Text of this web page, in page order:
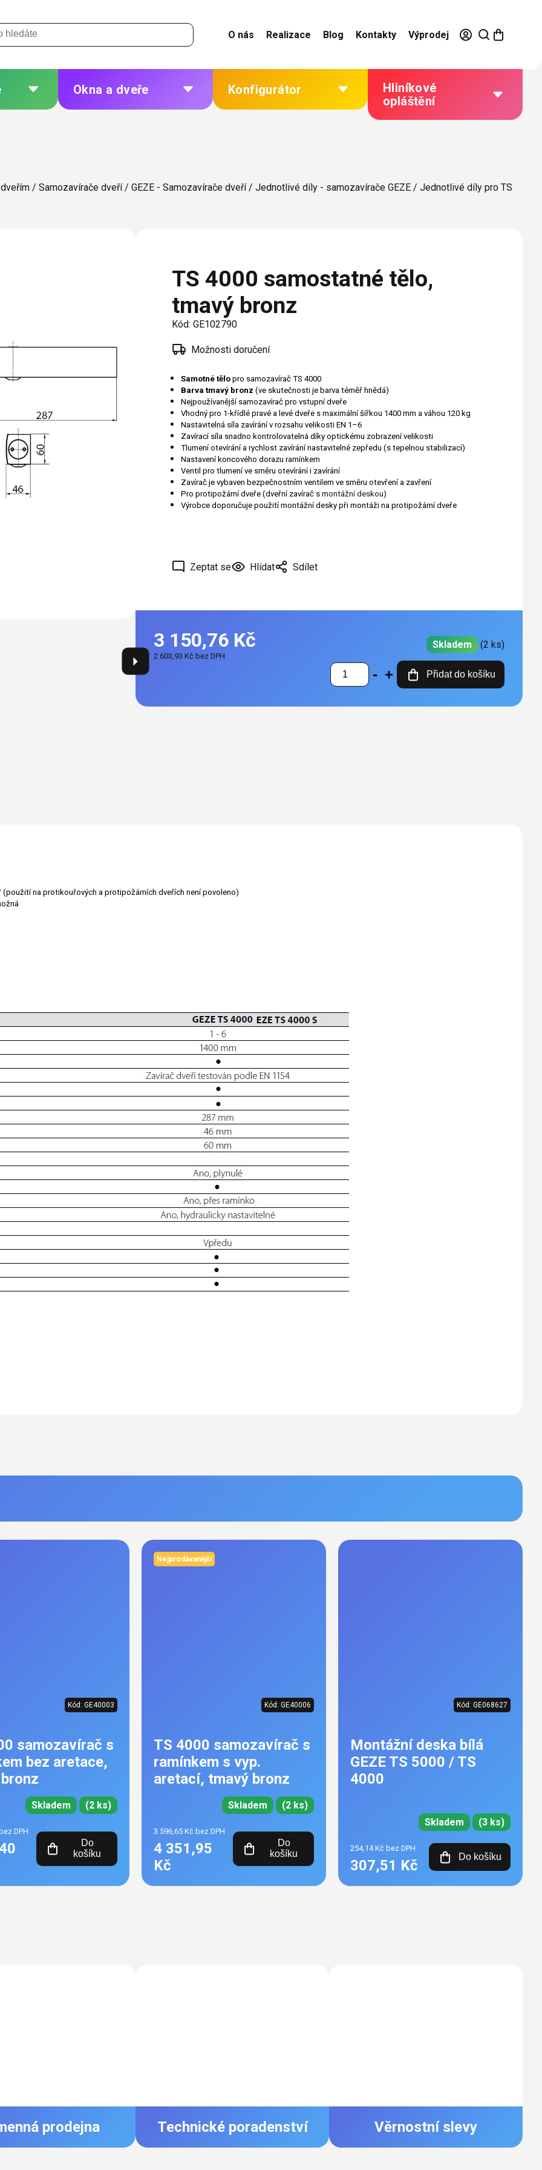
O nás Realizace Blog Kontakty Výprodej
Okna a dveře
Ocelová okna a dveře
Konfigurátor
Rolety
Hliníkové
opláštění
Barevné řešení
/ Samozavírače dveří / GEZE - Samozavírače dveří / Jednotlivé díly - samozavírače GEZE / Jednotlivé díly pro TS
TS 4000 samostatné tělo,
tmavý bronz
Kód: GE102790
Možnosti doručení
Samotné tělo pro samozavírač TS 4000
Barva tmavý bronz (ve skutečnosti je barva téměř hnědá)
Nejpoužívanější samozavírač pro vstupní dveře
Vhodný pro 1-křídlé pravé a levé dveře s maximální šířkou 1400 mm a váhou 120 kg
Nastavitelná síla zavírání v rozsahu velikosti EN 1–6
Zavírací síla snadno kontrolovatelná díky optickému zobrazení velikosti
Tlumení otevírání a rychlost zavírání nastavitelné zepředu (s tepelnou stabilizací)
Nastavení koncového dorazu ramínkem
Ventil pro tlumení ve směru otevírání i zavírání
Zavírač je vybaven bezpečnostním ventilem ve směru otevření a zavření
Pro protipožární dveře (dveřní zavírač s montážní deskou)
Výrobce doporučuje použití montážní desky při montáži na protipožární dveře
Zeptat se Hlídat Sdílet
3 150,76 Kč
2 603,93 Kč bez DPH
Skladem (2 ks)
Přidat do košíku
(použití na protikouřových a protipožárních dveřích není povoleno)
Kód: GE40003
samozavírač s
bez aretace,
Skladem (2 ks)
DPH
Do
košíku
Nejprodávanější
Kód: GE40006
TS 4000 samozavírač s
ramínkem s vyp.
aretací, tmavý bronz
Skladem (2 ks)
3 596,65 Kč bez DPH
4 351,95
Kč
Do
košíku
Kód: GE068627
Montážní deska bílá
GEZE TS 5000 / TS
4000
Skladem (3 ks)
254,14 Kč bez DPH
307,51 Kč
Do košíku
prodejna Technické poradenství Věrnostní slevy